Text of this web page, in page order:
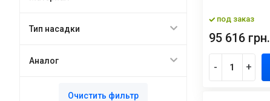
Тип насадки
Аналог
Очистить фильтр
под заказ
95 616 грн.
- +